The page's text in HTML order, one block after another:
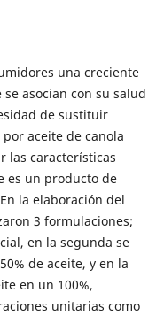
una creciente
asocian con su salud
de sustituir
aceite de canola
las características
es un producto de
la elaboración del
3 formulaciones;
en la segunda se
de aceite, y en la
en un 100%,
unitarias como